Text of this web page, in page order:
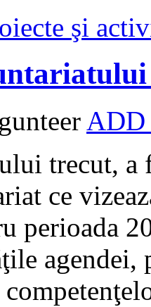
şi
ADD
trecut, a
ce
perioada
agendei,